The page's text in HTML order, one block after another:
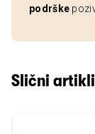
podrške
Slični